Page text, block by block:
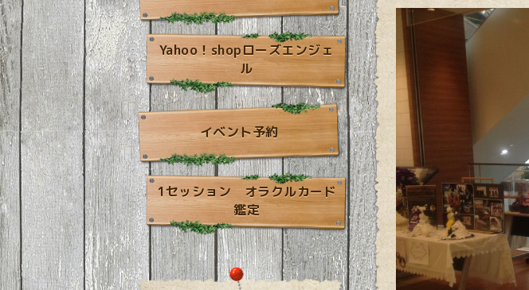
Yahoo！shopローズエンジェ
ル
イベント予約
1セッション オラクルカード
鑑定